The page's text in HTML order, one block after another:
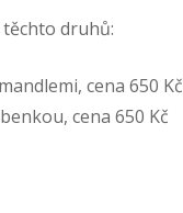
druhů:
cena 650 Kč
cena 650 Kč